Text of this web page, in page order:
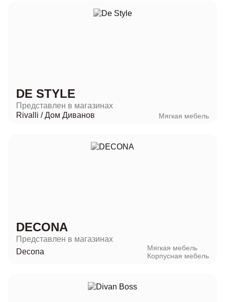
DE STYLE
Представлен в магазинах
Rivalli /Дом Диванов Мягкая мебель
DECONA
Представлен в магазинах
Decona
Мягкая мебель
Корпусная мебель